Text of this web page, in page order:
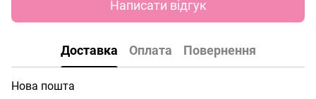
Написати відгук
Доставка Оплата Повернення
Нова пошта